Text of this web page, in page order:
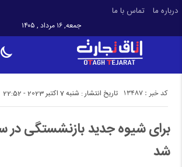
درباره ما تماس با ما
جمعه, ۱۶ مرداد , ۱۴۰۵
تاریخ انتشار : شنبه 7 اکتبر 2023 - 22:52 کد خبر : 13487
شد